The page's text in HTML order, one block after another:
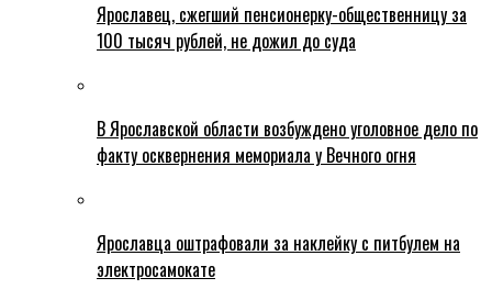
Ярославец, сжегший пенсионерку-общественницу за
100 тысяч рублей, не дожил до суда
В Ярославской области возбуждено уголовное дело по
факту осквернения мемориала у Вечного огня
Ярославца оштрафовали за наклейку с питбулем на
электросамокате